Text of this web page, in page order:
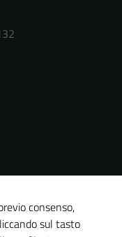
consenso,
sul tasto